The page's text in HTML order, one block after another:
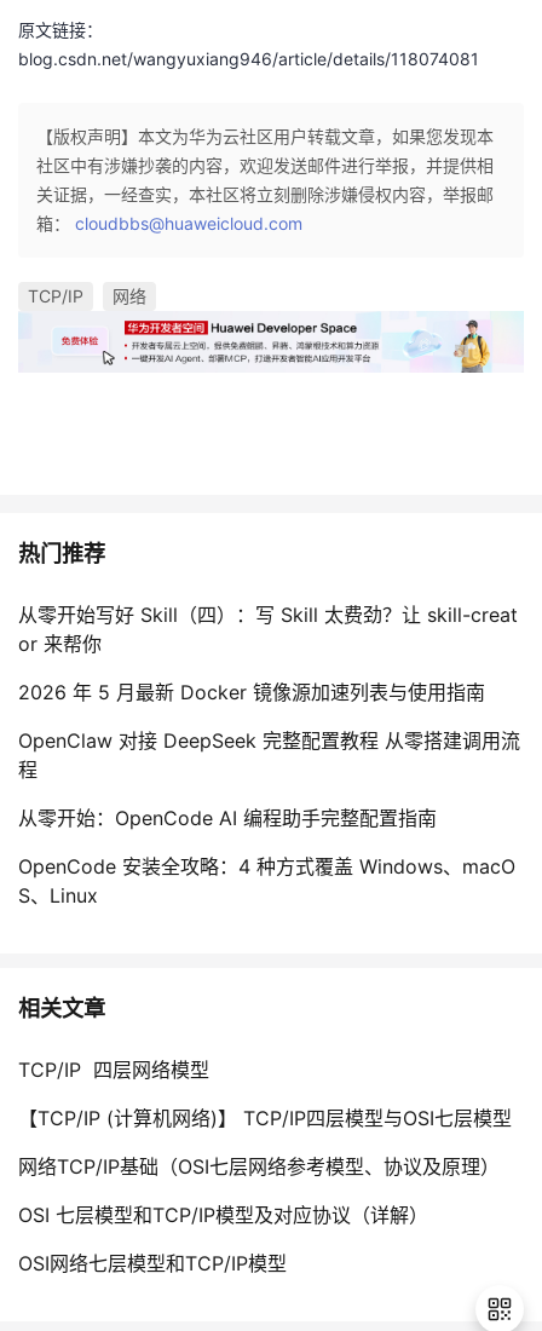
原文链接：
blog.csdn.net/wangyuxiang946/article/details/118074081
【版权声明】本文为华为云社区用户转载文章，如果您发现本
社区中有涉嫌抄袭的内容，欢迎发送邮件进行举报，并提供相
关证据，一经查实，本社区将立刻删除涉嫌侵权内容，举报邮
箱： cloudbbs@huaweicloud.com
TCP/IP 网络
热门推荐
从零开始写好 Skill（四）：写 Skill 太费劲？让 skill-creat
or 来帮你
2026 年 5 月最新 Docker 镜像源加速列表与使用指南
OpenClaw 对接 DeepSeek 完整配置教程 从零搭建调用流
程
从零开始：OpenCode AI 编程助手完整配置指南
OpenCode 安装全攻略：4 种方式覆盖 Windows、macO
S、Linux
相关文章
TCP/IP 四层网络模型
【TCP/IP (计算机网络)】 TCP/IP四层模型与OSI七层模型
网络TCP/IP基础（OSI七层网络参考模型、协议及原理）
OSI 七层模型和TCP/IP模型及对应协议（详解）
OSI网络七层模型和TCP/IP模型